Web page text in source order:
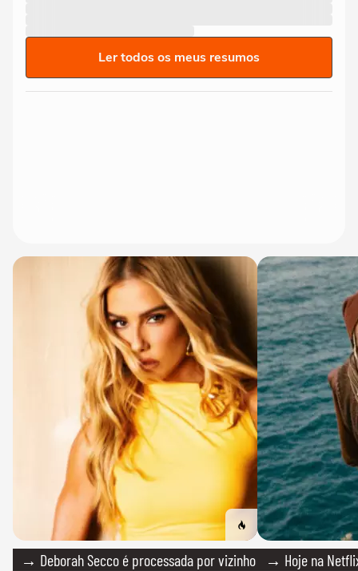
Ler todos os meus resumos
→ Deborah Secco é processada por vizinho
→ Hoje na